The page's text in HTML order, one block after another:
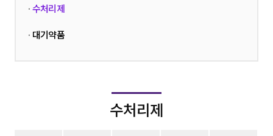
· 수처리제
· 대기약품
수처리제